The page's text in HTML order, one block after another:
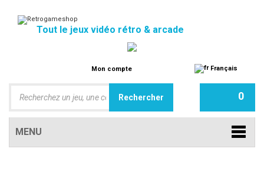
Tout le jeux vidéo rétro & arcade
Mon compte Français
0
MENU